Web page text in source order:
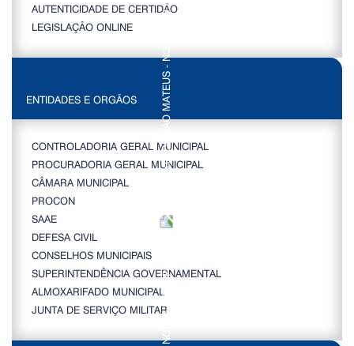
AUTENTICIDADE DE CERTIDÃO
LEGISLAÇÃO ONLINE
ENTIDADES E ORGÃOS
CONTROLADORIA GERAL MUNICIPAL
PROCURADORIA GERAL MUNICIPAL
CÂMARA MUNICIPAL
PROCON
SAAE
DEFESA CIVIL
CONSELHOS MUNICIPAIS
SUPERINTENDÊNCIA GOVERNAMENTAL
ALMOXARIFADO MUNICIPAL
JUNTA DE SERVIÇO MILITAR